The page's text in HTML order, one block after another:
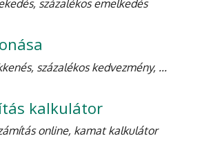
százalékos emelkedés
százalékos kedvezmény, ...
kalkulátor
online, kamat kalkulátor